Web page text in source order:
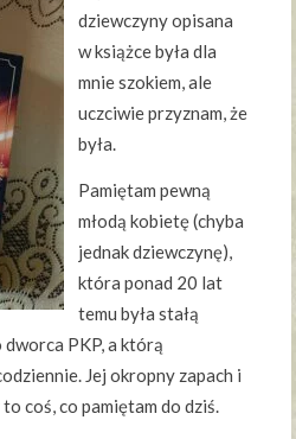
dziewczyny opisana
w książce była dla
mnie szokiem, ale
uczciwie przyznam, że
była.
Pamiętam pewną
młodą kobietę (chyba
jednak dziewczynę),
która ponad 20 lat
temu była stałą
PKP, a którą
Jej okropny zapach i
coś, co pamiętam do dziś.